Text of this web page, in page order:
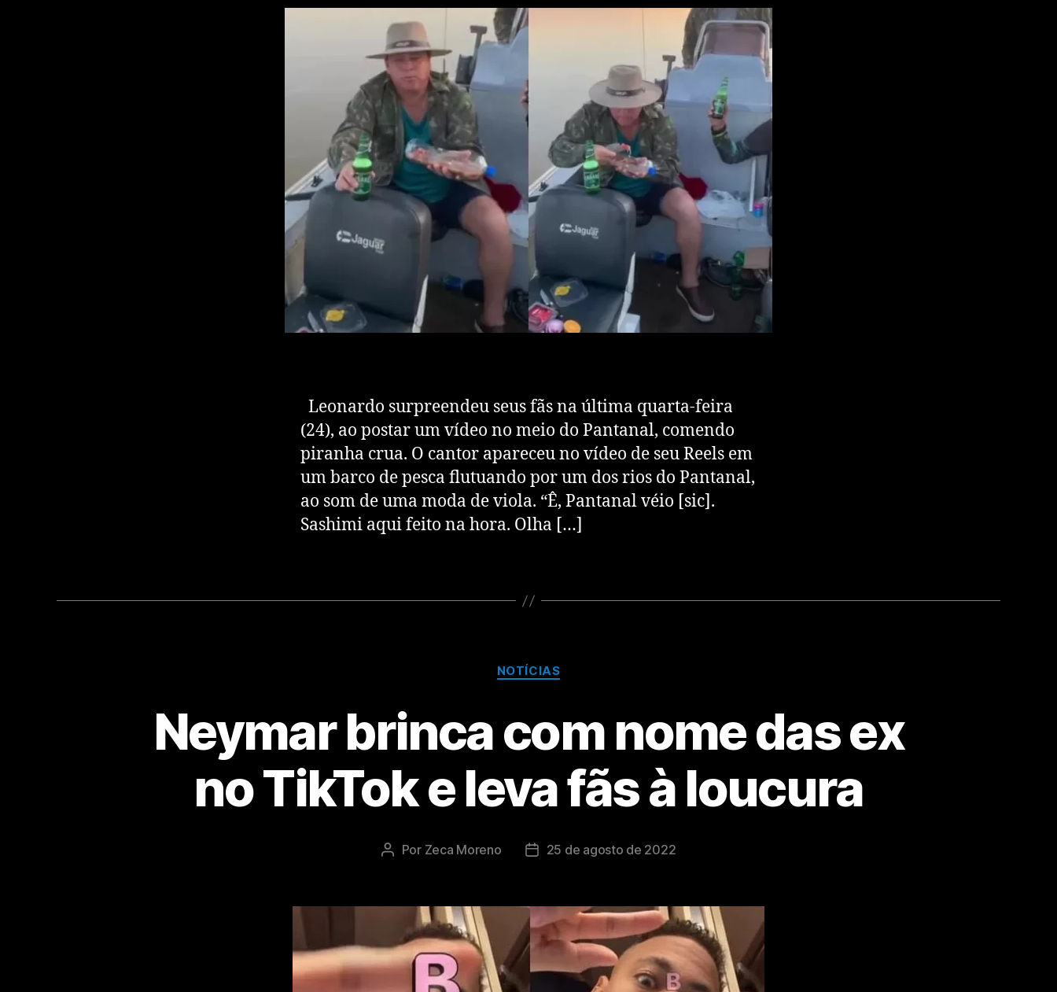
Leonardo surpreendeu seus fãs na última quarta-feira
(24), ao postar um vídeo no meio do Pantanal, comendo
piranha crua. O cantor apareceu no vídeo de seu Reels em
um barco de pesca flutuando por um dos rios do Pantanal,
ao som de uma moda de viola. “Ê, Pantanal véio [sic].
Sashimi aqui feito na hora. Olha […]
NOTÍCIAS
Neymar brinca com nome das ex
no TikTok e leva fãs à loucura
Por Zeca Moreno 25 de agosto de 2022